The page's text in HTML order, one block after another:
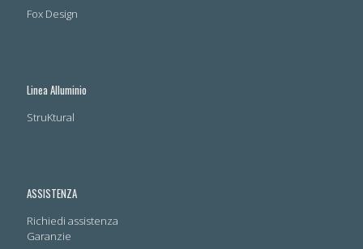
Fox Design
Linea Alluminio
StruKtural
ASSISTENZA
Richiedi assistenza
Garanzie